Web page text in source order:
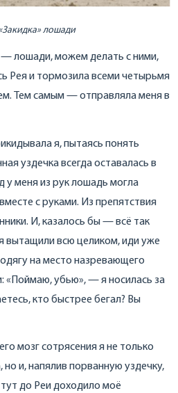
лошади
лошади, можем делать с ними,
Рея и тормозила всеми четырьмя
Тем самым — отправляла меня в
я, пытаясь понять
уздечка всегда оставалась в
у меня из рук лошадь могла
с руками. Из препятствия
И, казалось бы — всё так
всю целиком, иди уже
на место назревающего
«Поймаю, убью», — я носилась за
кто быстрее бегал? Вы
мозг сотрясения я не только
но и, напялив порванную уздечку,
до Реи доходило моё